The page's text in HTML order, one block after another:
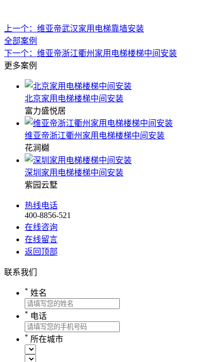
上一个：维亚帝武汉家用电梯靠墙安装
全部案例
下一个：维亚帝浙江衢州家用电梯楼梯中间安装
更多案例
北京家用电梯楼梯中间安装
富力盛悦居
维亚帝浙江衢州家用电梯楼梯中间安装
花涧樾
深圳家用电梯楼梯中间安装
紫园云墅
热线电话
400-8856-521
在线咨询
在线留言
返回顶部
联系我们
* 姓名
* 电话
* 所在城市